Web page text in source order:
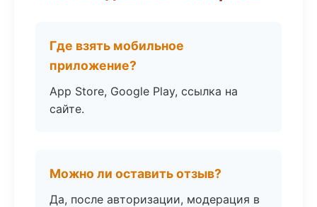
Где взять мобильное
приложение?
App Store, Google Play, ссылка на
сайте.
Можно ли оставить отзыв?
Да, после авторизации, модерация в